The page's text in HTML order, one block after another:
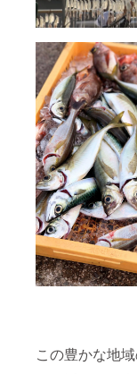
この豊かな地